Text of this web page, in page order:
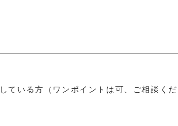
ている方（ワンポイントは可、ご相談く